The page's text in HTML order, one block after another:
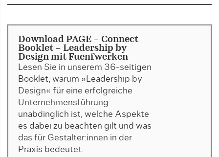
Download PAGE - Connect
Booklet - Leadership by
Design mit Fuenfwerken
Lesen Sie in unserem 36-seitigen
Booklet, warum »Leadership by
Design« für eine erfolgreiche
Unternehmensführung
unabdinglich ist, welche Aspekte
es dabei zu beachten gilt und was
das für Gestalter:innen in der
Praxis bedeutet.